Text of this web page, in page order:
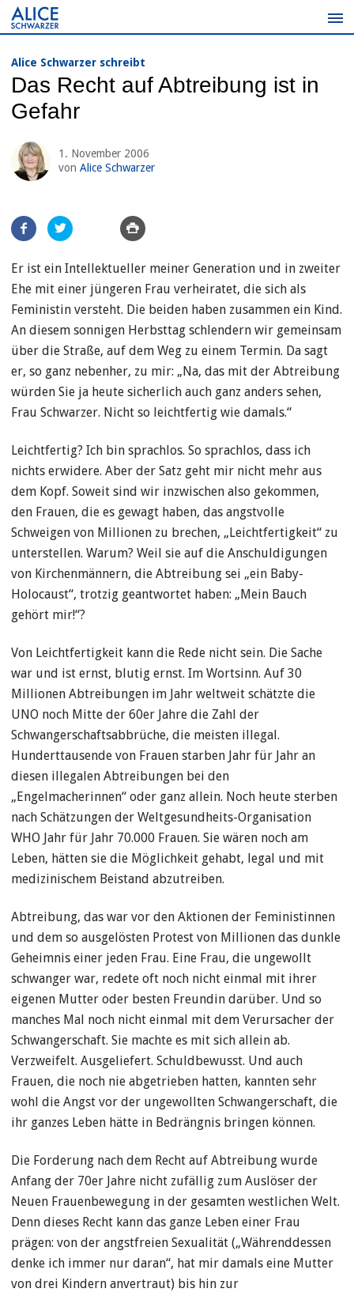
Zum
Inhalt
springen
Alice Schwarzer schreibt
Das Recht auf Abtreibung ist in
Gefahr
1. November 2006
von Alice Schwarzer
Artikel
teilen
Er ist ein Intellektueller meiner Generation und in zweiter
Ehe mit einer jüngeren Frau verheiratet, die sich als
Feministin versteht. Die beiden haben zusammen ein Kind.
An diesem sonnigen Herbsttag schlendern wir gemeinsam
über die Straße, auf dem Weg zu einem Termin. Da sagt
er, so ganz nebenher, zu mir: „Na, das mit der Abtreibung
würden Sie ja heute sicherlich auch ganz anders sehen,
Frau Schwarzer. Nicht so leichtfertig wie damals.“
Leichtfertig? Ich bin sprachlos. So sprachlos, dass ich
nichts erwidere. Aber der Satz geht mir nicht mehr aus
dem Kopf. Soweit sind wir inzwischen also gekommen,
den Frauen, die es gewagt haben, das angstvolle
Schweigen von Millionen zu brechen, „Leichtfertigkeit“ zu
unterstellen. Warum? Weil sie auf die Anschuldigungen
von Kirchenmännern, die Abtreibung sei „ein Baby-
Holocaust“, trotzig geantwortet haben: „Mein Bauch
gehört mir!“?
Von Leichtfertigkeit kann die Rede nicht sein. Die Sache
war und ist ernst, blutig ernst. Im Wortsinn. Auf 30
Millionen Abtreibungen im Jahr weltweit schätzte die
UNO noch Mitte der 60er Jahre die Zahl der
Schwangerschaftsabbrüche, die meisten illegal.
Hunderttausende von Frauen starben Jahr für Jahr an
diesen illegalen Abtreibungen bei den
„Engelmacherinnen“ oder ganz allein. Noch heute sterben
nach Schätzungen der Weltgesundheits-Organisation
WHO Jahr für Jahr 70.000 Frauen. Sie wären noch am
Leben, hätten sie die Möglichkeit gehabt, legal und mit
medizinischem Beistand abzutreiben.
Abtreibung, das war vor den Aktionen der Feministinnen
und dem so ausgelösten Protest von Millionen das dunkle
Geheimnis einer jeden Frau. Eine Frau, die ungewollt
schwanger war, redete oft noch nicht einmal mit ihrer
eigenen Mutter oder besten Freundin darüber. Und so
manches Mal noch nicht einmal mit dem Verursacher der
Schwangerschaft. Sie machte es mit sich allein ab.
Verzweifelt. Ausgeliefert. Schuldbewusst. Und auch
Frauen, die noch nie abgetrieben hatten, kannten sehr
wohl die Angst vor der ungewollten Schwangerschaft, die
ihr ganzes Leben hätte in Bedrängnis bringen können.
Die Forderung nach dem Recht auf Abtreibung wurde
Anfang der 70er Jahre nicht zufällig zum Auslöser der
Neuen Frauenbewegung in der gesamten westlichen Welt.
Denn dieses Recht kann das ganze Leben einer Frau
prägen: von der angstfreien Sexualität („Währenddessen
denke ich immer nur daran“, hat mir damals eine Mutter
von drei Kindern anvertraut) bis hin zur